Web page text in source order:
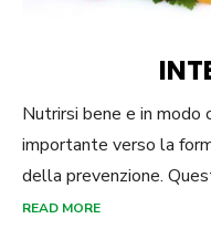
Nutrirsi bene e in
importante verso la
della prevenzione.
READ MORE